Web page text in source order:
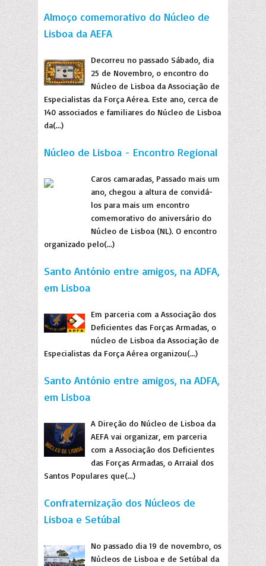
Almoço comemorativo do Núcleo de
Lisboa da AEFA
Decorreu no passado Sábado, dia
25 de Novembro, o encontro do
Núcleo de Lisboa da Associação de
Especialistas da Força Aérea. Este ano, cerca de
140 associados e familiares do Núcleo de Lisboa
da(...)
Núcleo de Lisboa - Encontro Regional
Caros camaradas, Passado mais um
ano, chegou a altura de convidá-
los para mais um encontro
comemorativo do aniversário do
Núcleo de Lisboa (NL). O encontro
organizado pelo(...)
Santo António entre amigos, na ADFA,
em Lisboa
Em parceria com a Associação dos
Deficientes das Forças Armadas, o
núcleo de Lisboa da Associação de
Especialistas da Força Aérea organizou(...)
Santo António entre amigos, na ADFA,
em Lisboa
A Direção do Núcleo de Lisboa da
AEFA vai organizar, em parceria
com a Associação dos Deficientes
das Forças Armadas, o Arraial dos
Santos Populares que(...)
Confraternização dos Núcleos de
Lisboa e Setúbal
No passado dia 19 de novembro, os
Núcleos de Lisboa e de Setúbal da